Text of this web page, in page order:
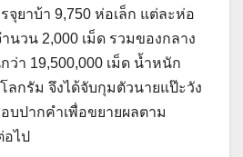
ยาบ้า 9,750 ห่อเล็ก แต่ละห่อ
นวน 2,000 เม็ด รวมของกลาง
า 19,500,000 เม็ด น้ำหนัก
ลกรัม จึงได้จับกุมตัวนายแป๊ะวัง
บปากคำเพื่อขยายผลตาม
ไป